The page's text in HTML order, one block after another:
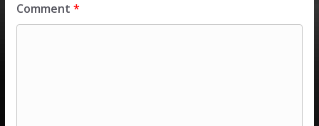
Comment *